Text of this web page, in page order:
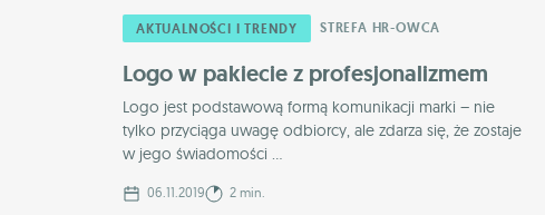
AKTUALNOŚCI I TRENDY STREFA HR-OWCA
Logo w pakiecie z profesjonalizmem
Logo jest podstawową formą komunikacji marki – nie
tylko przyciąga uwagę odbiorcy, ale zdarza się, że zostaje
w jego świadomości ...
06.11.2019 2 min.